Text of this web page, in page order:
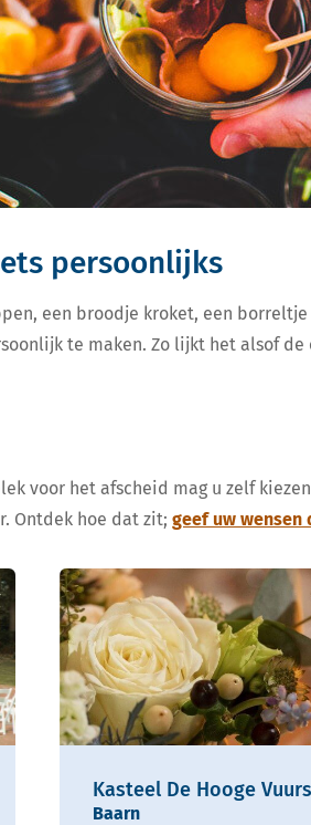
persoonlijks
een broodje kroket, een
te maken. Zo lijkt het alsof
voor het afscheid mag u zelf
Ontdek hoe dat zit; geef uw wensen
Kasteel De Hooge
Baarn